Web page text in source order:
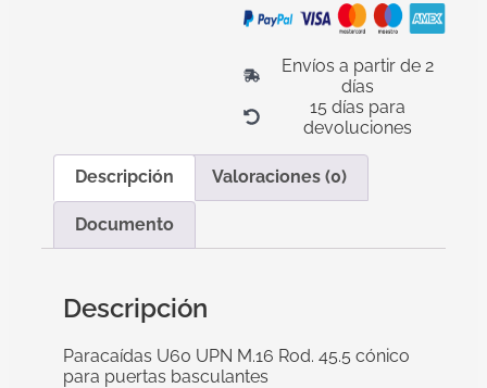
Envíos a partir de 2
días
15 días para
devoluciones
Descripción Valoraciones (0)
Documento
Descripción
Paracaídas U60 UPN M.16 Rod. 45.5 cónico
para puertas basculantes